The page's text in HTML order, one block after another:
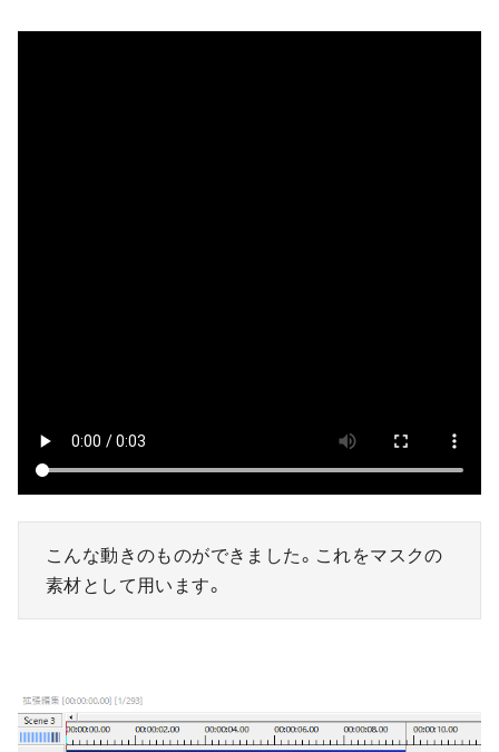
こんな動きのものができました。これをマスクの
素材として用います。